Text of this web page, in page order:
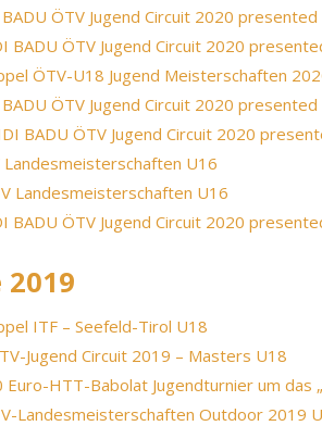
ÖTV Jugend Circuit 2020
BADU ÖTV Jugend Circuit 2020
ÖTV-U18 Jugend Meisterschaften
ÖTV Jugend Circuit 2020
BADU ÖTV Jugend Circuit 2020
Landesmeisterschaften U16
Landesmeisterschaften U16
BADU ÖTV Jugend Circuit 2020
ITF – Seefeld-Tirol U18
Jugend Circuit 2019 – Masters U18
Euro-HTT-Babolat Jugendturnier um das
Landesmeisterschaften Outdoor 2019